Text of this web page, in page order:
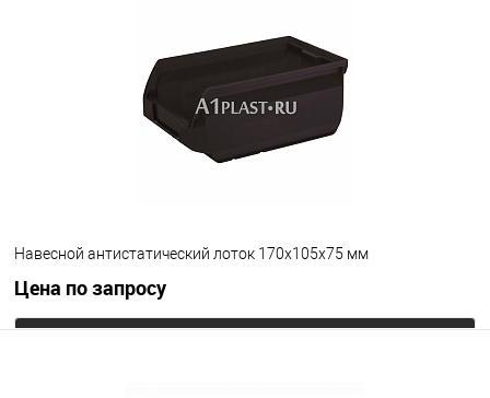
Навесной антистатический лоток 170х105х75 мм
Цена по запросу